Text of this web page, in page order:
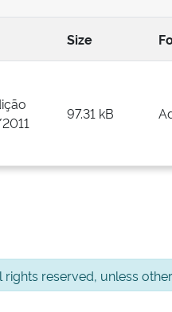
Size
97.31 kB
reserved, unless